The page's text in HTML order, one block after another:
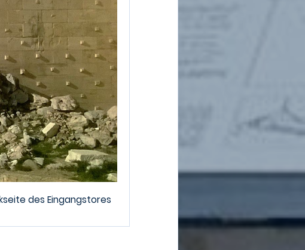
des Eingangstores